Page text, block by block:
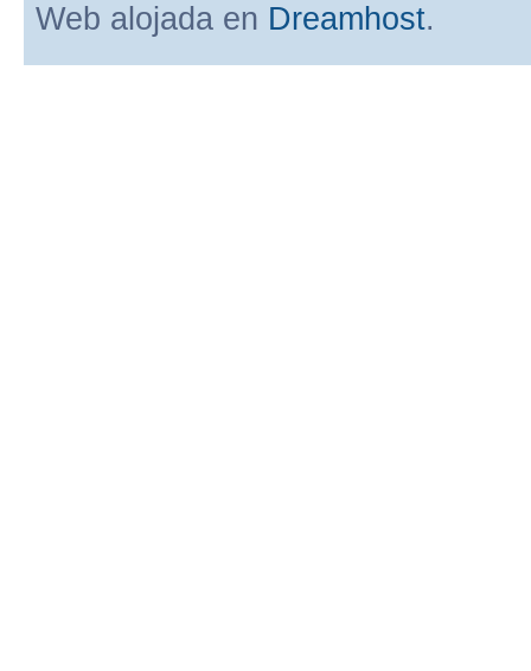
Web alojada en Dreamhost.